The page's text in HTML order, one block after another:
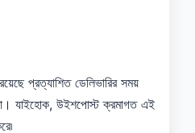
প্রত্যাশিত ডেলিভারির সময়
যাইহোক, উইশপোস্ট ক্রমাগত এই